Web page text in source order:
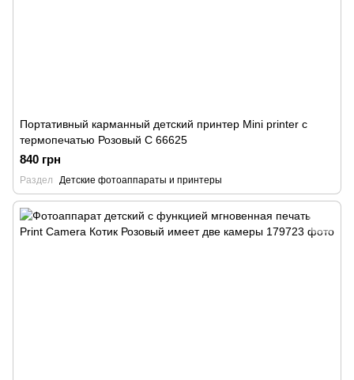
Портативный карманный детский принтер Mini printer с
термопечатью Розовый C 66625
840 грн
Раздел Детские фотоаппараты и принтеры